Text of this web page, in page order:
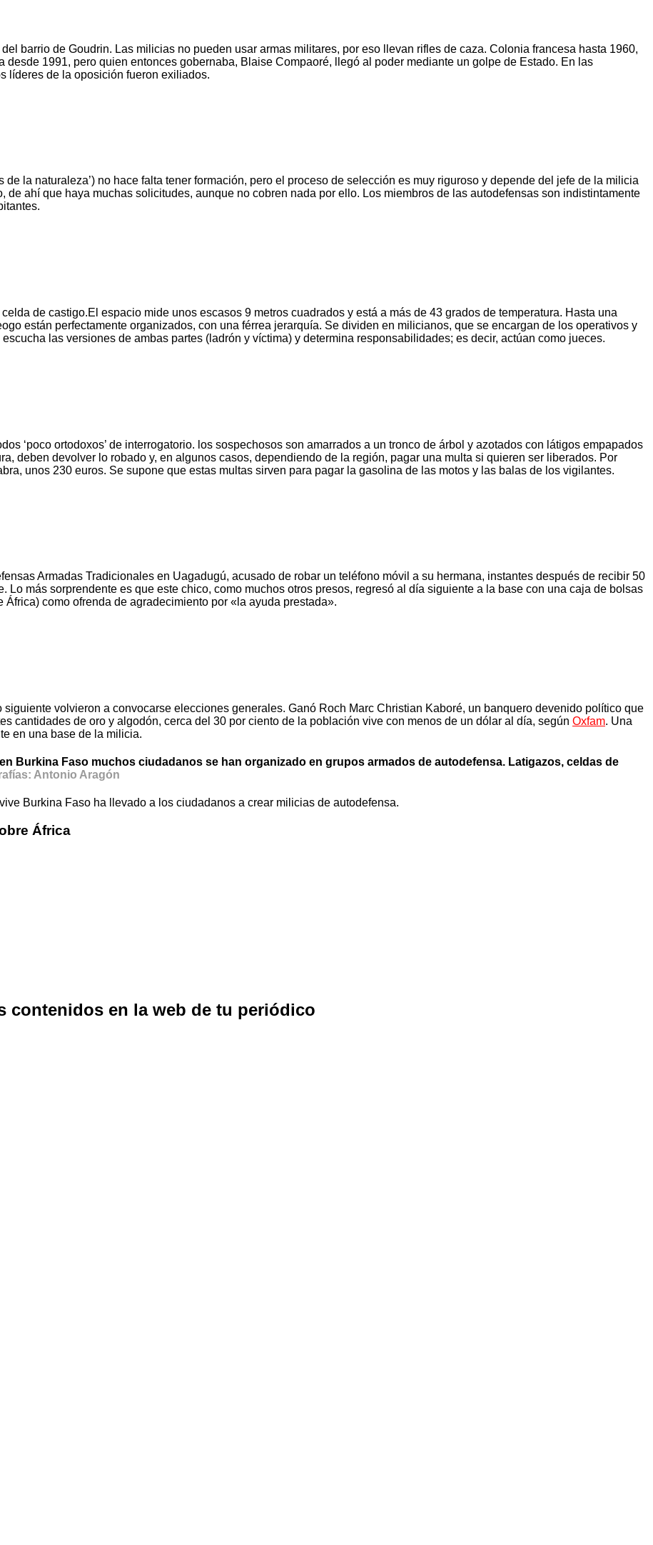
barrio de Goudrin. Las milicias no pueden usar armas militares, por eso llevan rifles de caza. Colonia francesa hasta 1960,
desde 1991, pero quien entonces gobernaba, Blaise Compaoré, llegó al poder mediante un golpe de Estado. En las
líderes de la oposición fueron exiliados.
la naturaleza’) no hace falta tener formación, pero el proceso de selección es muy riguroso y depende del jefe de la milicia
de ahí que haya muchas solicitudes, aunque no cobren nada por ello. Los miembros de las autodefensas son indistintamente
de castigo.El espacio mide unos escasos 9 metros cuadrados y está a más de 43 grados de temperatura. Hasta una
están perfectamente organizados, con una férrea jerarquía. Se dividen en milicianos, que se encargan de los operativos y
las versiones de ambas partes (ladrón y víctima) y determina responsabilidades; es decir, actúan como jueces.
‘poco ortodoxos’ de interrogatorio. los sospechosos son amarrados a un tronco de árbol y azotados con látigos empapados
deben devolver lo robado y, en algunos casos, dependiendo de la región, pagar una multa si quieren ser liberados. Por
unos 230 euros. Se supone que estas multas sirven para pagar la gasolina de las motos y las balas de los vigilantes.
Armadas Tradicionales en Uagadugú, acusado de robar un teléfono móvil a su hermana, instantes después de recibir 50
Lo más sorprendente es que este chico, como muchos otros presos, regresó al día siguiente a la base con una caja de bolsas
como ofrenda de agradecimiento por «la ayuda prestada».
volvieron a convocarse elecciones generales. Ganó Roch Marc Christian Kaboré, un banquero devenido político que
cantidades de oro y algodón, cerca del 30 por ciento de la población vive con menos de un dólar al día, según Oxfam. Una
en una base de la milicia.
Burkina Faso muchos ciudadanos se han organizado en grupos armados de autodefensa. Latigazos, celdas de
Antonio Aragón
Burkina Faso ha llevado a los ciudadanos a crear milicias de autodefensa.
África
contenidos en la web de tu periódico